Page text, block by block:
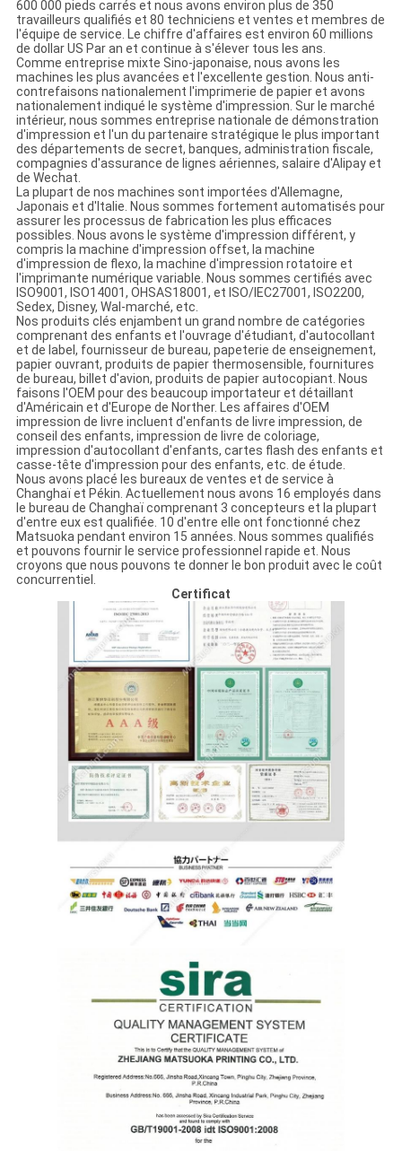
600 000 pieds carrés et nous avons environ plus de 350
travailleurs qualifiés et 80 techniciens et ventes et membres de
l'équipe de service. Le chiffre d'affaires est environ 60 millions
de dollar US Par an et continue à s'élever tous les ans.
Comme entreprise mixte Sino-japonaise, nous avons les
machines les plus avancées et l'excellente gestion. Nous anti-
contrefaisons nationalement l'imprimerie de papier et avons
nationalement indiqué le système d'impression. Sur le marché
intérieur, nous sommes entreprise nationale de démonstration
d'impression et l'un du partenaire stratégique le plus important
des départements de secret, banques, administration fiscale,
compagnies d'assurance de lignes aériennes, salaire d'Alipay et
de Wechat.
La plupart de nos machines sont importées d'Allemagne,
Japonais et d'Italie. Nous sommes fortement automatisés pour
assurer les processus de fabrication les plus efficaces
possibles. Nous avons le système d'impression différent, y
compris la machine d'impression offset, la machine
d'impression de flexo, la machine d'impression rotatoire et
l'imprimante numérique variable. Nous sommes certifiés avec
ISO9001, ISO14001, OHSAS18001, et ISO/IEC27001, ISO2200,
Sedex, Disney, Wal-marché, etc.
Nos produits clés enjambent un grand nombre de catégories
comprenant des enfants et l'ouvrage d'étudiant, d'autocollant
et de label, fournisseur de bureau, papeterie de enseignement,
papier ouvrant, produits de papier thermosensible, fournitures
de bureau, billet d'avion, produits de papier autocopiant. Nous
faisons l'OEM pour des beaucoup importateur et détaillant
d'Américain et d'Europe de Norther. Les affaires d'OEM
impression de livre incluent d'enfants de livre impression, de
conseil des enfants, impression de livre de coloriage,
impression d'autocollant d'enfants, cartes flash des enfants et
casse-tête d'impression pour des enfants, etc. de étude.
Nous avons placé les bureaux de ventes et de service à
Changhaï et Pékin. Actuellement nous avons 16 employés dans
le bureau de Changhaï comprenant 3 concepteurs et la plupart
d'entre eux est qualifiée. 10 d'entre elle ont fonctionné chez
Matsuoka pendant environ 15 années. Nous sommes qualifiés
et pouvons fournir le service professionnel rapide et. Nous
croyons que nous pouvons te donner le bon produit avec le coût
concurrentiel.
Certificat